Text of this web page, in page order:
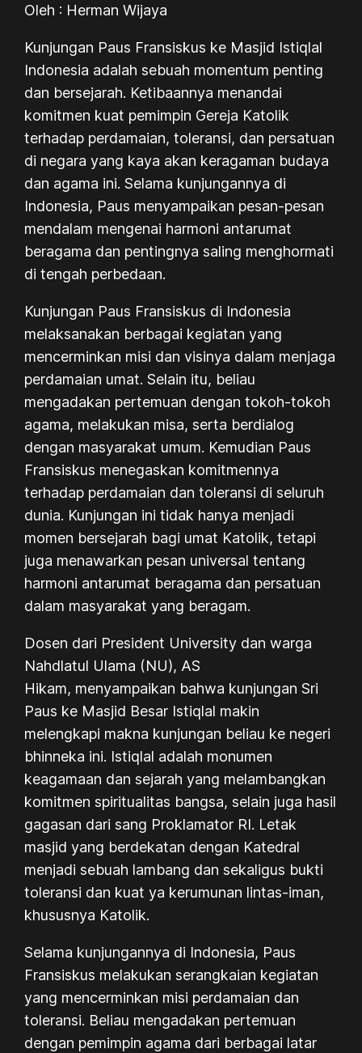
Oleh : Herman Wijaya
Kunjungan Paus Fransiskus ke Masjid Istiqlal
Indonesia adalah sebuah momentum penting
dan bersejarah. Ketibaannya menandai
komitmen kuat pemimpin Gereja Katolik
terhadap perdamaian, toleransi, dan persatuan
di negara yang kaya akan keragaman budaya
dan agama ini. Selama kunjungannya di
Indonesia, Paus menyampaikan pesan-pesan
mendalam mengenai harmoni antarumat
beragama dan pentingnya saling menghormati
di tengah perbedaan.
Kunjungan Paus Fransiskus di Indonesia
melaksanakan berbagai kegiatan yang
mencerminkan misi dan visinya dalam menjaga
perdamaian umat. Selain itu, beliau
mengadakan pertemuan dengan tokoh-tokoh
agama, melakukan misa, serta berdialog
dengan masyarakat umum. Kemudian Paus
Fransiskus menegaskan komitmennya
terhadap perdamaian dan toleransi di seluruh
dunia. Kunjungan ini tidak hanya menjadi
momen bersejarah bagi umat Katolik, tetapi
juga menawarkan pesan universal tentang
harmoni antarumat beragama dan persatuan
dalam masyarakat yang beragam.
Dosen dari President University dan warga
Nahdlatul Ulama (NU), AS
Hikam, menyampaikan bahwa kunjungan Sri
Paus ke Masjid Besar Istiqlal makin
melengkapi makna kunjungan beliau ke negeri
bhinneka ini. Istiqlal adalah monumen
keagamaan dan sejarah yang melambangkan
komitmen spiritualitas bangsa, selain juga hasil
gagasan dari sang Proklamator RI. Letak
masjid yang berdekatan dengan Katedral
menjadi sebuah lambang dan sekaligus bukti
toleransi dan kuat ya kerumunan lintas-iman,
khususnya Katolik.
Selama kunjungannya di Indonesia, Paus
Fransiskus melakukan serangkaian kegiatan
yang mencerminkan misi perdamaian dan
toleransi. Beliau mengadakan pertemuan
dengan pemimpin agama dari berbagai latar